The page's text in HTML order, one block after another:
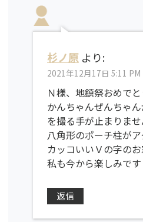
杉ノ原 より:
2021年12月17日 5:11 PM
Ｎ様、地鎮祭おめで
かんちゃんぜんちゃ
を撮る手が止まりま
八角形のポーチ柱が
カッコいいＶの字の
私も今から楽しみです
返信